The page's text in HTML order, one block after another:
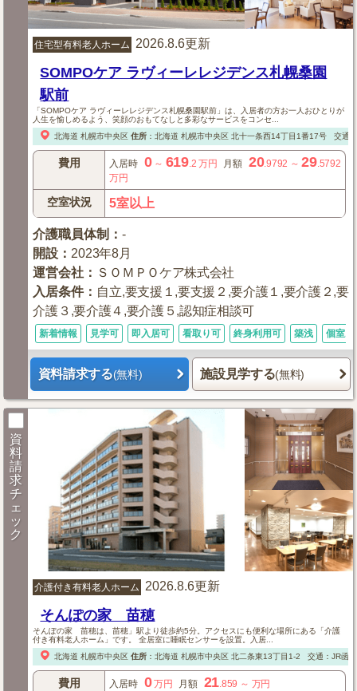
住宅型有料老人ホーム 2026.8.6更新
SOMPOケア ラヴィーレレジデンス札幌桑園
駅前
「SOMPOケア ラヴィーレレジデンス札幌桑園駅前」は、入居者の方お一人おひとりが
人生を愉しめるよう、笑顔のおもてなしと多彩なサービスをコンセ...
北海道 札幌市中央区 住所： 北海道 札幌市中央区北十一条西14丁目1番17号 交通
費用 入居時 0～ 619.2 万円 月額 20.9792 ～29.5792
万円
空室状況 5室以上
介護職員体制 ：-
開設 ： 2023年8月
運営会社 ： ＳＯＭＰＯケア株式会社
入居条件： 自立,要支援１,要支援２,要介護１,要介護２,要
介護３,要介護４,要介護５,認知症相談可
新着情報 見学可 即入居可 看取り可 終身利用可 築浅 個室あ
資料請求する(無料) 施設見学する(無料)
資
料
請
求
チ
ェ
ッ
ク
介護付き有料老人ホーム 2026.8.6更新
そんぽの家 苗穂
そんぽの家 苗穂は、苗穂」駅より徒歩約5分。アクセスにも便利な場所にある「介護
付き有料老人ホーム」です。 全居室に睡眠センサーを設置。入居...
北海道 札幌市中央区 住所： 北海道 札幌市中央区北二条東13丁目1-2 交通：JR函
費用 入居時 0万円 月額 21.859 ～ 万円